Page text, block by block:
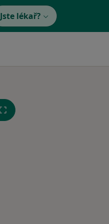
Jste lékař?